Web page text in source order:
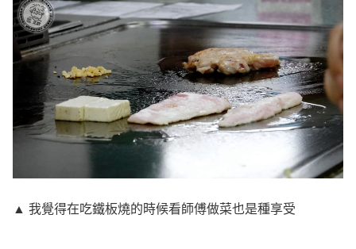
▲ 我覺得在吃鐵板燒的時候看師傅做菜也是種享受